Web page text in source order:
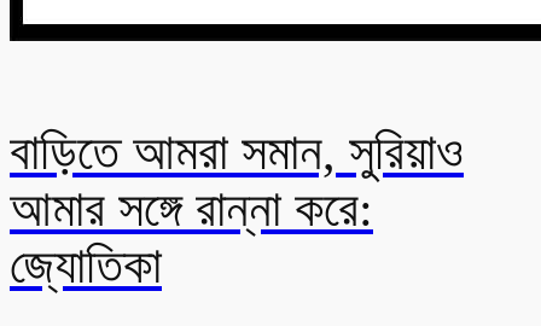
বাড়িতে আমরা সমান, সুরিয়াও
আমার সঙ্গে রান্না করে:
জ্যোতিকা